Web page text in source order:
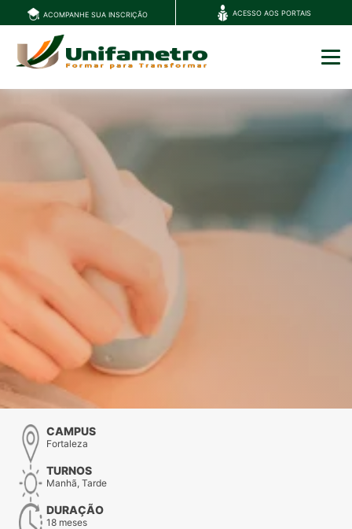
ACOMPANHE SUA INSCRIÇÃO ACESSO AOS PORTAIS
CAMPUS
Fortaleza
TURNOS
Manhã, Tarde
DURAÇÃO
18 meses